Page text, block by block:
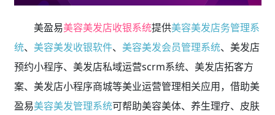
美盈易美容美发店收银系统提供美容美发店务管理系
统、 美容美发收银软件、 美容美发会员管理系统、美发店
预约小程序、美发店私域运营scrm系统、美发店拓客方
案、美发店小程序商城等美业运营管理相关应用，借助美
盈易美容美发管理系统可帮助美容美体、养生理疗、皮肤